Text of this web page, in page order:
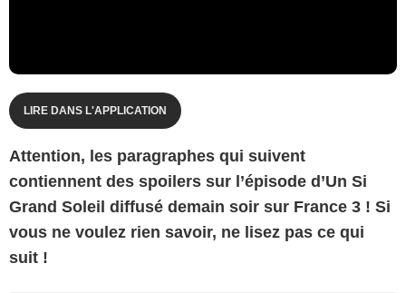
LIRE DANS L'APPLICATION
Attention, les paragraphes qui suivent
contiennent des spoilers sur l’épisode d’Un Si
Grand Soleil diffusé demain soir sur France 3 ! Si
vous ne voulez rien savoir, ne lisez pas ce qui
suit !